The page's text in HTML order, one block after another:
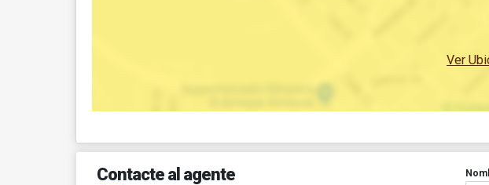
Ver
Contacte al agente